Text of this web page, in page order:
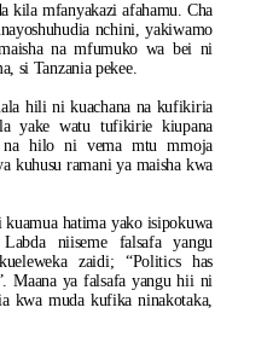
kila mfanyakazi afahamu. Cha
nchini, yakiwamo
na mfumuko wa bei ni
si Tanzania pekee.
hili ni kuachana na kufikiria
yake watu tufikirie kiupana
na hilo ni vema mtu mmoja
kuhusu ramani ya maisha kwa
hatima yako isipokuwa
niiseme falsafa yangu
zaidi; “Politics has
Maana ya falsafa yangu hii ni
kwa muda kufika ninakotaka,